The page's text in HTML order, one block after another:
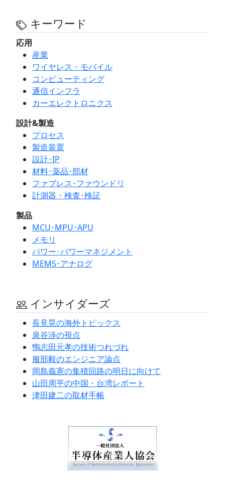
キーワード
応用
産業
ワイヤレス・モバイル
コンピューティング
通信インフラ
カーエレクトロニクス
設計&製造
プロセス
製造装置
設計･IP
材料･薬品･部材
ファブレス･ファウンドリ
計測器・検査･検証
製品
MCU･MPU･APU
メモリ
パワー･パワーマネジメント
MEMS･アナログ
インサイダーズ
長見晃の海外トピックス
泉谷渉の視点
鴨志田元孝の技術つれづれ
服部毅のエンジニア論点
岡島義憲の集積回路の明日に向けて
山田周平の中国・台湾レポート
津田建二の取材手帳